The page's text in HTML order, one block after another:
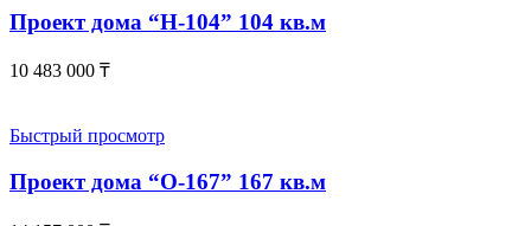
Проект дома “Н-104” 104 кв.м
10 483 000 ₸
Быстрый просмотр
Проект дома “О-167” 167 кв.м